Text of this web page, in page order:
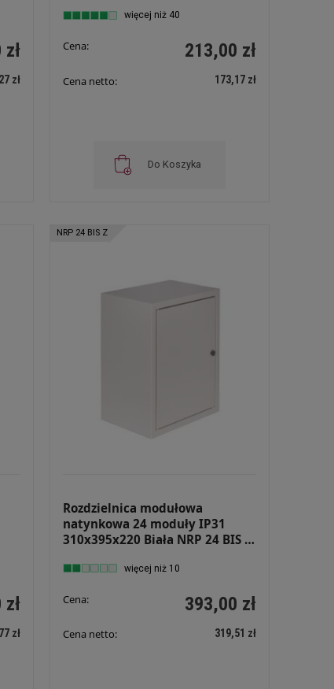
zł
więcej niż 40
Cena: 213,00 zł
Cena netto: 173,17 zł
Do Koszyka
zł
NRP 24 BIS Z
Rozdzielnica modułowa
natynkowa 24 moduły IP31
310x395x220 Biała NRP 24 BIS Z
więcej niż 10
Cena: 393,00 zł
Cena netto: 319,51 zł